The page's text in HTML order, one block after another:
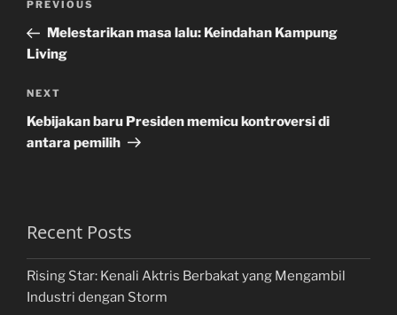
Previous
Post
PREVIOUS
Melestarikan masa lalu: Keindahan Kampung
Living
Next
Post
NEXT
Kebijakan baru Presiden memicu kontroversi di
antara pemilih
Recent Posts
Rising Star: Kenali Aktris Berbakat yang Mengambil
Industri dengan Storm